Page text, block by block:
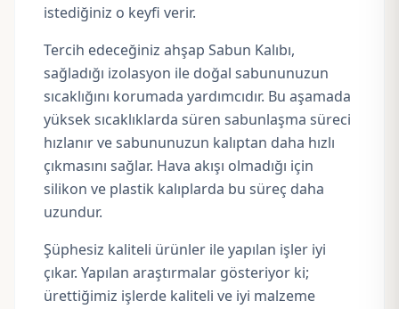
istediğiniz o keyfi verir.
Tercih edeceğiniz ahşap Sabun Kalıbı,
sağladığı izolasyon ile doğal sabununuzun
sıcaklığını korumada yardımcıdır. Bu aşamada
yüksek sıcaklıklarda süren sabunlaşma süreci
hızlanır ve sabununuzun kalıptan daha hızlı
çıkmasını sağlar. Hava akışı olmadığı için
silikon ve plastik kalıplarda bu süreç daha
uzundur.
Şüphesiz kaliteli ürünler ile yapılan işler iyi
çıkar. Yapılan araştırmalar gösteriyor ki;
ürettiğimiz işlerde kaliteli ve iyi malzeme